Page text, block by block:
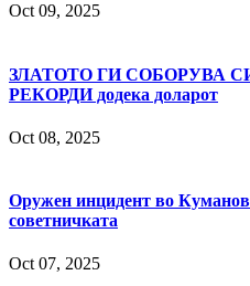
Oct 09, 2025
ЗЛАТОТО ГИ СОБОРУВА
РЕКОРДИ додека доларот
Oct 08, 2025
Оружен инцидент во
советничката
Oct 07, 2025